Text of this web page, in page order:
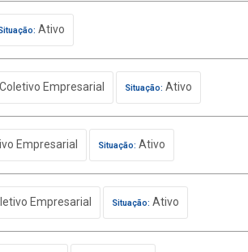
Ativo
Coletivo Empresarial Situação: Ativo
Empresarial Situação: Ativo
Empresarial Situação: Ativo